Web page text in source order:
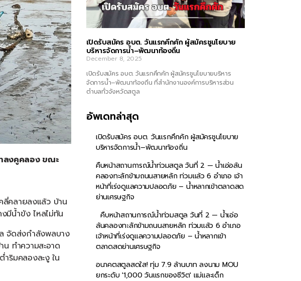
ลงคูคลอง ขณะ
ลี่คลายลงแล้ว บ้าน
มีน้ำขัง ไหลไม่ทัน
จัดส่งกำลังพลบาง
น ทำความสะอาด
ำริมคลองละงู ใน
เปิดรับสมัคร อบต. วันแรกคึกคัก ผู้สมัครชูนโยบาย
บริหารจัดการน้ำ–พัฒนาท้องถิ่น
December 8, 2025
เปิดรับสมัคร อบต. วันแรกคึกคัก ผู้สมัครชูนโยบายบริหาร
จัดการน้ำ–พัฒนาท้องถิ่น ที่สำนักงานองค์การบริหารส่วน
ตำบลทั่วจังหวัดสตูล
อัพเดทล่าสุด
เปิดรับสมัคร อบต. วันแรกคึกคัก ผู้สมัครชูนโยบาย
บริหารจัดการน้ำ–พัฒนาท้องถิ่น
คืบหน้าสถานการณ์น้ำท่วมสตูล วันที่ 2 — น้ำเอ่อล้น
คลองทะลักข้ามถนนสายหลัก ท่วมแล้ว 6 อำเภอ เจ้า
หน้าที่เร่งดูแลความปลอดภัย – น้ำหลากเข้าตลาดสด
ย่านเศรษฐกิจ
คืบหน้าสถานการณ์น้ำท่วมสตูล วันที่ 2 — น้ำเอ่อ
ล้นคลองทะลักข้ามถนนสายหลัก ท่วมแล้ว 6 อำเภอ
เจ้าหน้าที่เร่งดูแลความปลอดภัย – น้ำหลากเข้า
ตลาดสดย่านเศรษฐกิจ
อนาคตสตูลสดใส! ทุ่ม 7.9 ล้านบาท ลงนาม MOU
ยกระดับ '1,000 วันแรกของชีวิต' แม่และเด็ก